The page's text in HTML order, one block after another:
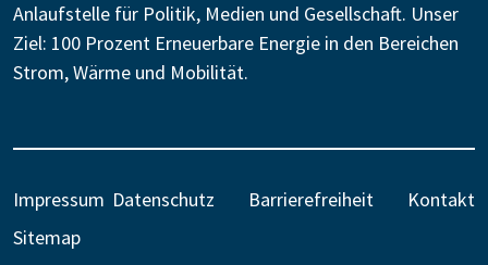
Anlaufstelle für Politik, Medien und Gesellschaft. Unser
Ziel: 100 Prozent Erneuerbare Energie in den Bereichen
Strom, Wärme und Mobilität.
Impressum Datenschutz Barrierefreiheit
Kontakt
Sitemap